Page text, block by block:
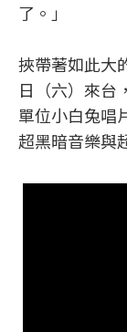
了。」
挾帶著如此大
日（六）來台
單位小白兔唱
超黑暗音樂與